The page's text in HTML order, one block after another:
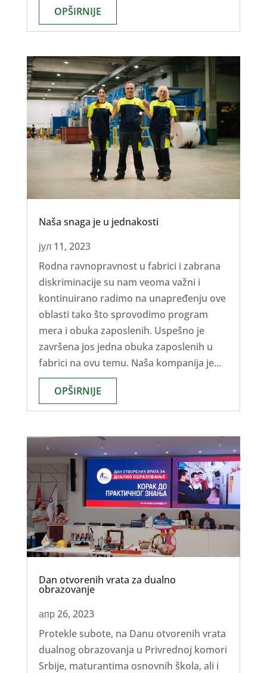
OPŠIRNIJE
Naša snaga je u jednakosti
јул 11, 2023
Rodna ravnopravnost u fabrici i zabrana
diskriminacije su nam veoma važni i
kontinuirano radimo na unapređenju ove
oblasti tako što sprovodimo program
mera i obuka zaposlenih. Uspešno je
završena jos jedna obuka zaposlenih u
fabrici na ovu temu. Naša kompanija je...
OPŠIRNIJE
Dan otvorenih vrata za dualno
obrazovanje
апр 26, 2023
Protekle subote, na Danu otvorenih vrata
dualnog obrazovanja u Privrednoj komori
Srbije, maturantima osnovnih škola, ali i